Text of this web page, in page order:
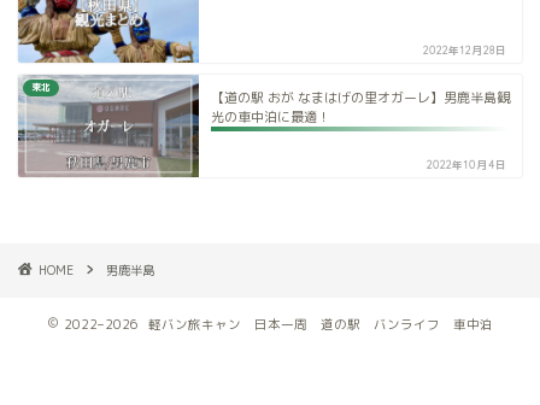
2022年12月28日
東北
【道の駅 おが なまはげの里オガーレ】男鹿半島観
光の車中泊に最適！
2022年10月4日
HOME 男鹿半島
2022–2026 軽バン旅キャン 日本一周 道の駅 バンライフ 車中泊